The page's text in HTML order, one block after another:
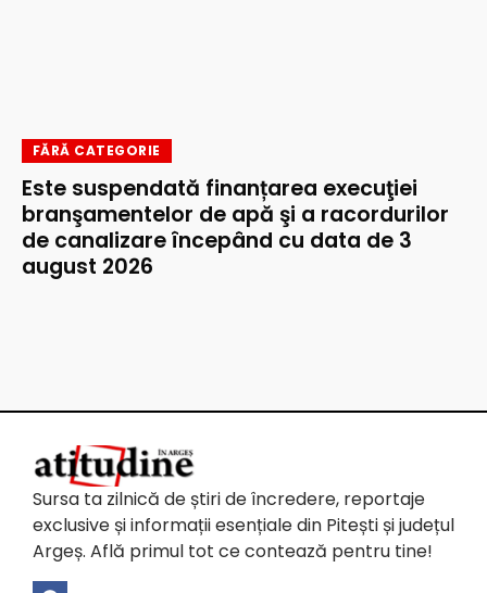
FĂRĂ CATEGORIE
Este suspendată finanțarea execuţiei
branşamentelor de apă şi a racordurilor
de canalizare începând cu data de 3
august 2026
Sursa ta zilnică de știri de încredere, reportaje
exclusive și informații esențiale din Pitești și județul
Argeș. Află primul tot ce contează pentru tine!